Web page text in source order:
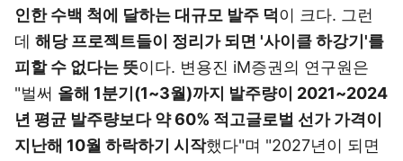
인한 수백 척에 달하는 대규모 발주 덕이 크다. 그런
데 해당 프로젝트들이 정리가 되면 '사이클 하강기'를
피할 수 없다는 뜻이다. 변용진 iM증권의 연구원은
"벌써 올해 1분기(1~3월)까지 발주량이 2021~2024
년 평균 발주량보다 약 60% 적고글로벌 선가 가격이
지난해 10월 하락하기 시작했다"며 "2027년이 되면